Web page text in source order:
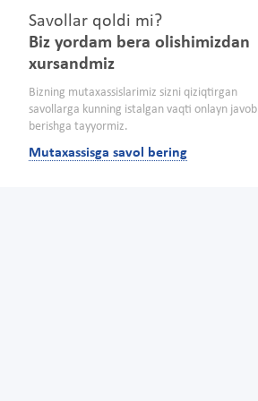
Savollar qoldi mi?
Biz yordam bera olishimizdan
xursandmiz
Bizning mutaxassislarimiz sizni qiziqtirgan
savollarga kunning istalgan vaqti onlayn javob
berishga tayyormiz.
Mutaxassisga savol bering